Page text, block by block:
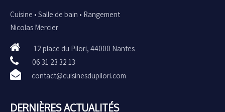
Cuisine • Salle de bain • Rangement
Nicolas Mercier
12 place du Pilori, 44000 Nantes
06 31 23 32 13
contact@cuisinesdupilori.com
DERNIÈRES ACTUALITÉS